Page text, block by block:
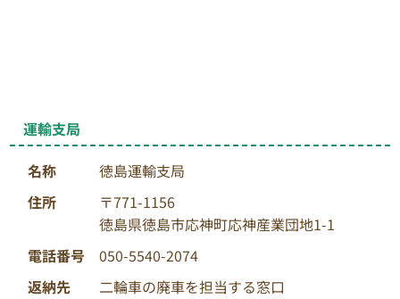
運輸支局
名称
徳島運輸支局
住所
〒771-1156
徳島県徳島市応神町応神産業団地1-1
電話番号
050-5540-2074
返納先
二輪車の廃車を担当する窓口